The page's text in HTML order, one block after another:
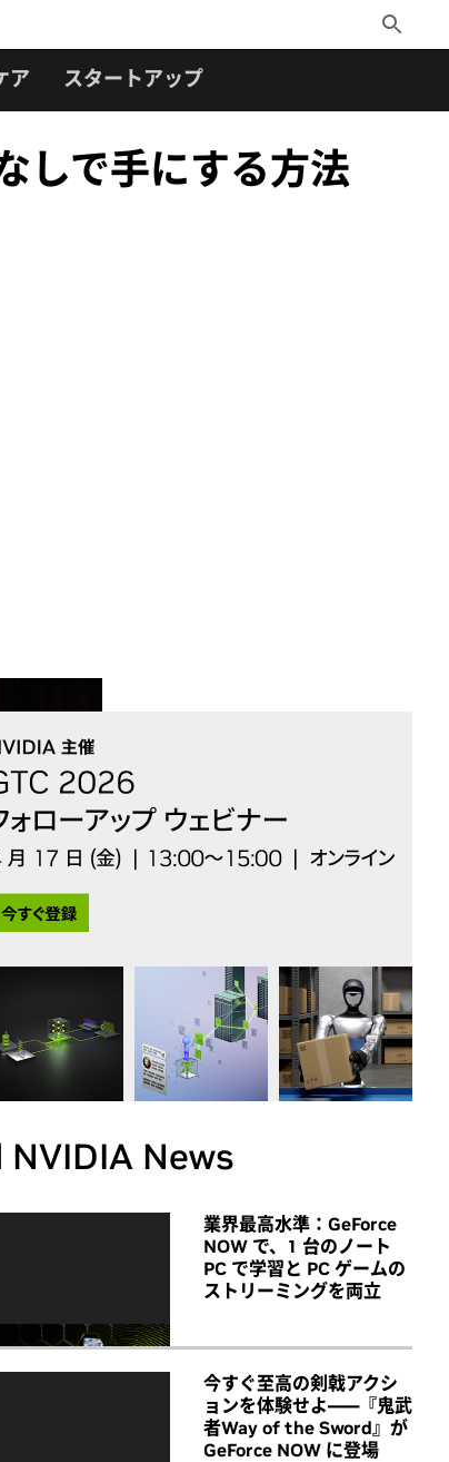
Toggle
Search
ア スタートアップ
しで手にする方法
NVIDIA News
業界最高水準：GeForce
NOW で、1 台のノート
PC で学習と PC ゲームの
ストリーミングを両立
今すぐ至高の剣戟アクシ
ョンを体験せよ――『鬼武
者Way of the Sword』が
GeForce NOW に登場